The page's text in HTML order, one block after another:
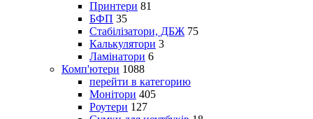
Принтери 81
БФП 35
Стабілізатори, ДБЖ 75
Калькулятори 3
Ламінатори 6
Комп'ютери 1088
перейти в категорию
Монітори 405
Роутери 127